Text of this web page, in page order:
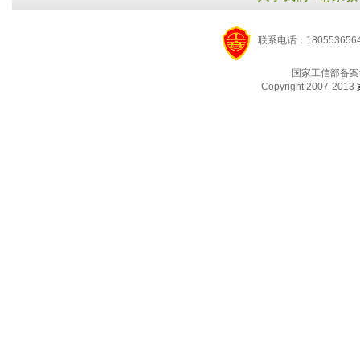
联系电话：
国家工信部备
Copyright 2007-2013